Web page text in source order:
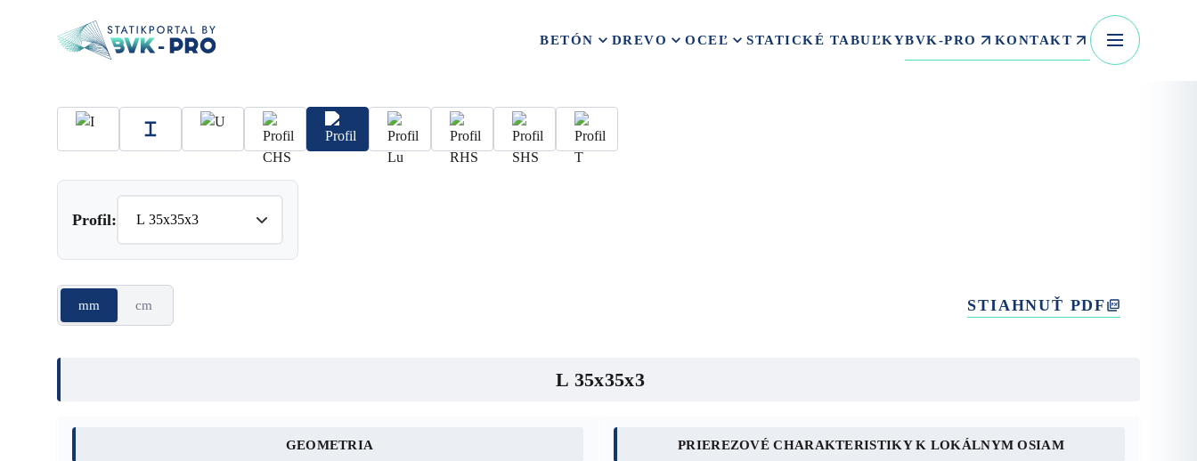
BETÓN DREVO OCEĽ STATICKÉ TABUĽKYBVK-PRO KONTAKT
Profil:
mm cm STIAHNUŤ PDF
L 35x35x3
GEOMETRIA PRIEREZOVÉ CHARAKTERISTIKY K LOKÁLNYM OSIAM